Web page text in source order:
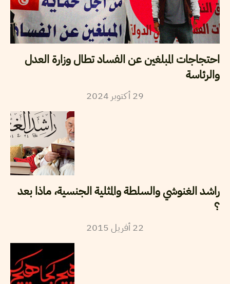
احتجاجات المبلغين عن الفساد تطال وزارة العدل
والرئاسة
29أكتوبر 2024
راشد الغنوشي والسلطة والمثلية الجنسية، ماذا بعد
؟
22أفريل2015